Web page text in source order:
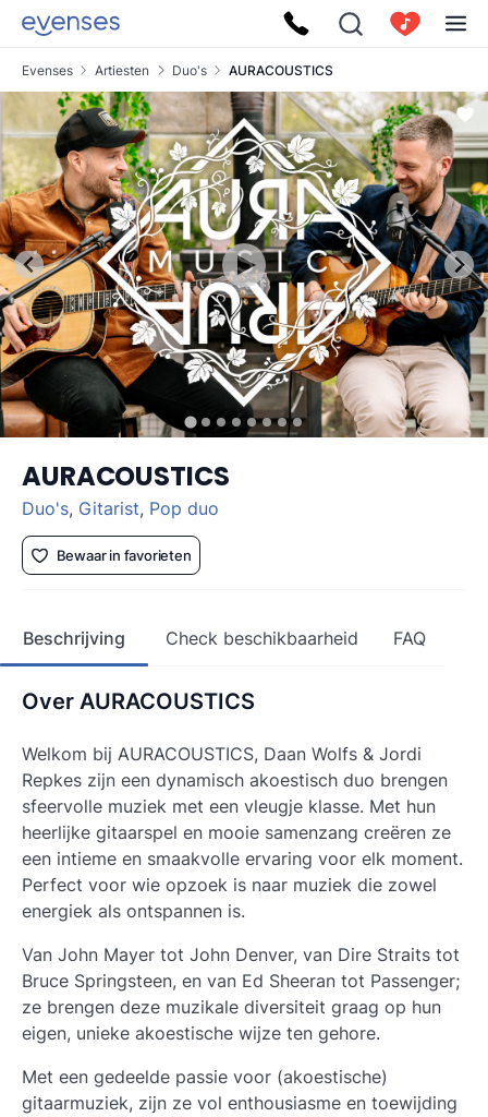
Evenses Artiesten Duo's AURACOUSTICS
AURACOUSTICS
Duo's, Gitarist, Pop duo
Bewaar in favorieten
Beschrijving Check beschikbaarheid FAQ
Over AURACOUSTICS
Welkom bij AURACOUSTICS, Daan Wolfs & Jordi
Repkes zijn een dynamisch akoestisch duo brengen
sfeervolle muziek met een vleugje klasse. Met hun
heerlijke gitaarspel en mooie samenzang creëren ze
een intieme en smaakvolle ervaring voor elk moment.
Perfect voor wie opzoek is naar muziek die zowel
energiek als ontspannen is.
Van John Mayer tot John Denver, van Dire Straits tot
Bruce Springsteen, en van Ed Sheeran tot Passenger;
ze brengen deze muzikale diversiteit graag op hun
eigen, unieke akoestische wijze ten gehore.
Met een gedeelde passie voor (akoestische)
gitaarmuziek, zijn ze vol enthousiasme en toewijding